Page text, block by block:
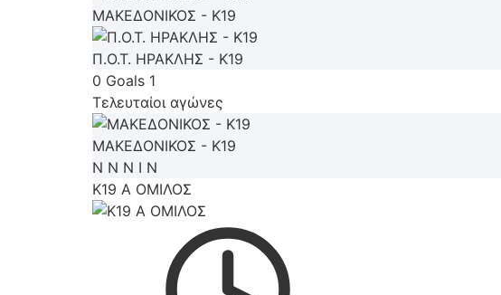
ΜΑΚΕΔΟΝΙΚΟΣ - K19
Π.Ο.Τ. ΗΡΑΚΛΗΣ - K19
0 Goals 1
Τελευταίοι αγώνες
ΜΑΚΕΔΟΝΙΚΟΣ - K19
Ν Ν Ν Ι Ν
K19 Α ΟΜΙΛΟΣ